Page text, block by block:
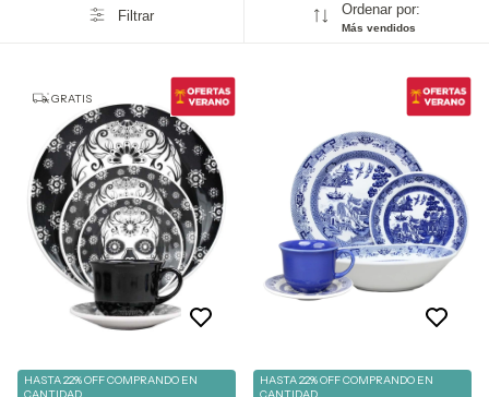
Filtrar Ordenar por:
Más vendidos
GRATIS
HASTA 22% OFFCOMPRANDO EN
HASTA 22% OFFCOMPRANDO EN